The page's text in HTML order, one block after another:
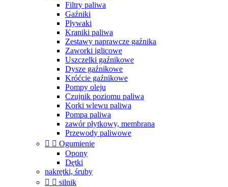
Filtry paliwa
Gaźniki
Pływaki
Kraniki paliwa
Zestawy naprawcze gaźnika
Zaworki iglicowe
Uszczelki gaźnikowe
Dysze gaźnikowe
Króćcie gaźnikowe
Pompy oleju
Czujnik poziomu paliwa
Korki wlewu paliwa
Pompa paliwa
zawór płytkowy, membrana
Przewody paliwowe
  Ogumienie
Opony
Dętki
nakrętki, śruby
  silnik